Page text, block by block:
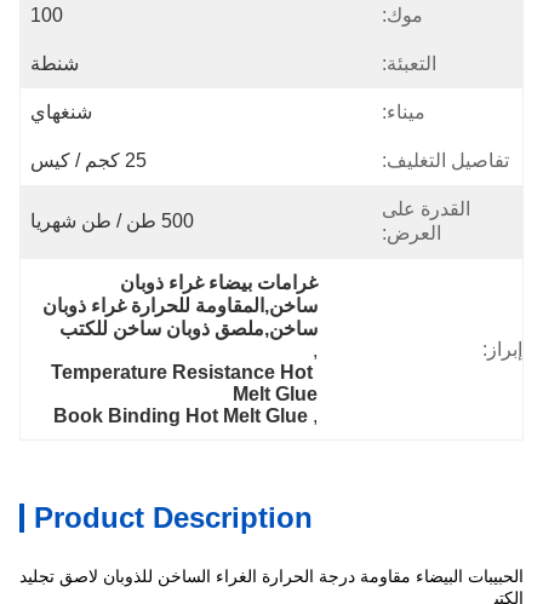
موك: 100
التعبئة: شنطة
ميناء: شنغهاي
تفاصيل التغليف: 25 كجم / كيس
القدرة على
العرض:
500 طن / طن شهريا
إبراز:
غرامات بيضاء غراء ذوبان
ساخن,المقاومة للحرارة غراء ذوبان
ساخن,ملصق ذوبان ساخن للكتب
,
Temperature Resistance Hot
Melt Glue
,
Book Binding Hot Melt Glue
Product Description
الحبيبات البيضاء مقاومة درجة الحرارة الغراء الساخن للذوبان لاصق تجليد
الكتبخاص